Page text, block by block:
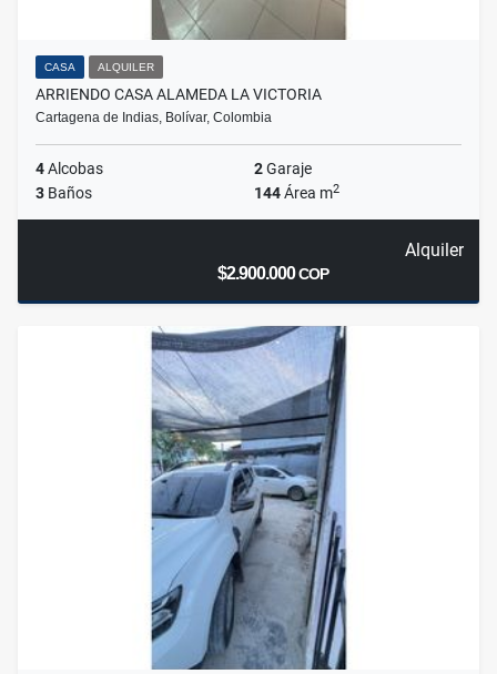
CASA ALQUILER
ARRIENDO CASA ALAMEDA LA VICTORIA
Cartagena de Indias, Bolívar, Colombia
4Alcobas 2Garaje
3 Baños 144Área m2
Alquiler
$2.900.000COP